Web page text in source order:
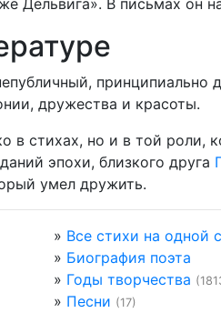
Дельвига». В письмах он
принципиально
дружества и красоты.
в стихах, но и в той роли,
эпохи, близкого друга
умел дружить.
» Все стихи на одной
» Биография поэта
» Годы творчества
» Песни (17)